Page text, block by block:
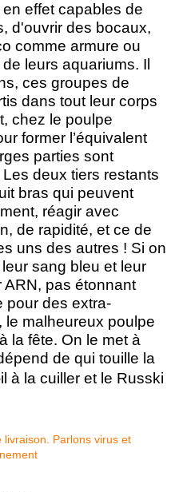
effet capables de
d'ouvrir des bocaux,
comme armure ou
leurs aquariums. Il
ces groupes de
dans tout leur corps
chez le poulpe
former l’équivalent
parties sont
deux tiers restants
bras qui peuvent
réagir avec
de rapidité, et ce de
uns des autres ! Si on
sang bleu et leur
pas étonnant
pour des extra-
le malheureux poulpe
la fête. On le met à
de qui touille la
à la cuiller et le Russki